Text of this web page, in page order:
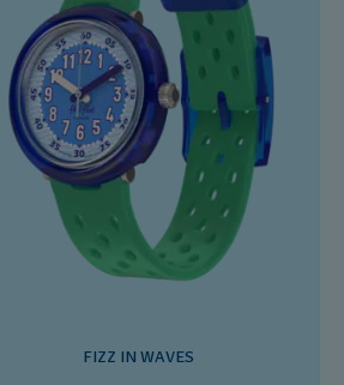
FIZZ IN WAVES